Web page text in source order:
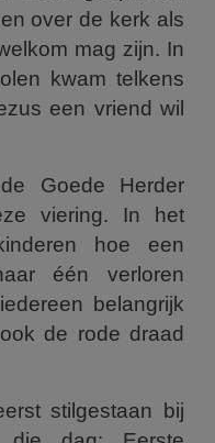
over de kerk als
mag zijn. In
kwam telkens
een vriend wil
Goede Herder
viering. In het
hoe een
één verloren
belangrijk
de rode draad
stilgestaan bij